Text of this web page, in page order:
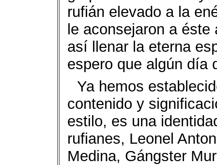
rufián elevado a la
le aconsejaron a
así llenar la eterna
espero que algún día
Ya hemos
contenido y
estilo, es una
rufianes, Leonel
Medina, Gángster